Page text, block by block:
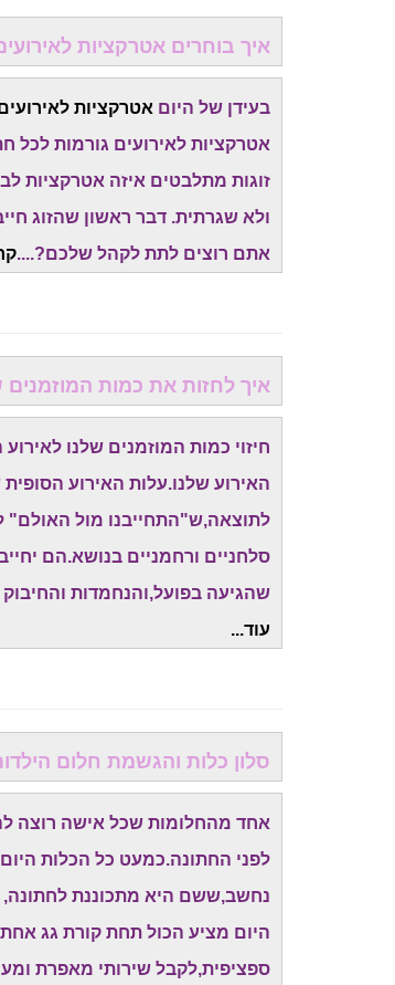
איך בוחרים אטרקציות
בעידן של היום אטרקציות
אטרקציות לאירועים גורמות לכל
זוגות מתלבטים איזה אטרקציות
ולא שגרתית. דבר ראשון שהזוג
אתם רוצים לתת לקהל שלכם?....
איך לחזות את כמות המוזמנים
חיזוי כמות המוזמנים שלנו
האירוע שלנו.עלות האירוע
לתוצאה,ש"התחייבנו מול האולם"
סלחניים ורחמניים בנושא.הם
שהגיעה בפועל,והנחמדות
עוד...
סלון כלות והגשמת חלום
אחד מהחלומות שכל אישה רוצה
לפני החתונה.כמעט כל הכלות
נחשב,ששם היא מתכוננת לחתונה,
היום מציע הכול תחת קורת גג
ספציפית,לקבל שירותי מאפרת